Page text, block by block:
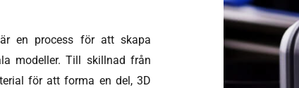
en process för att skapa
modeller. Till skillnad från
för att forma en del, 3D